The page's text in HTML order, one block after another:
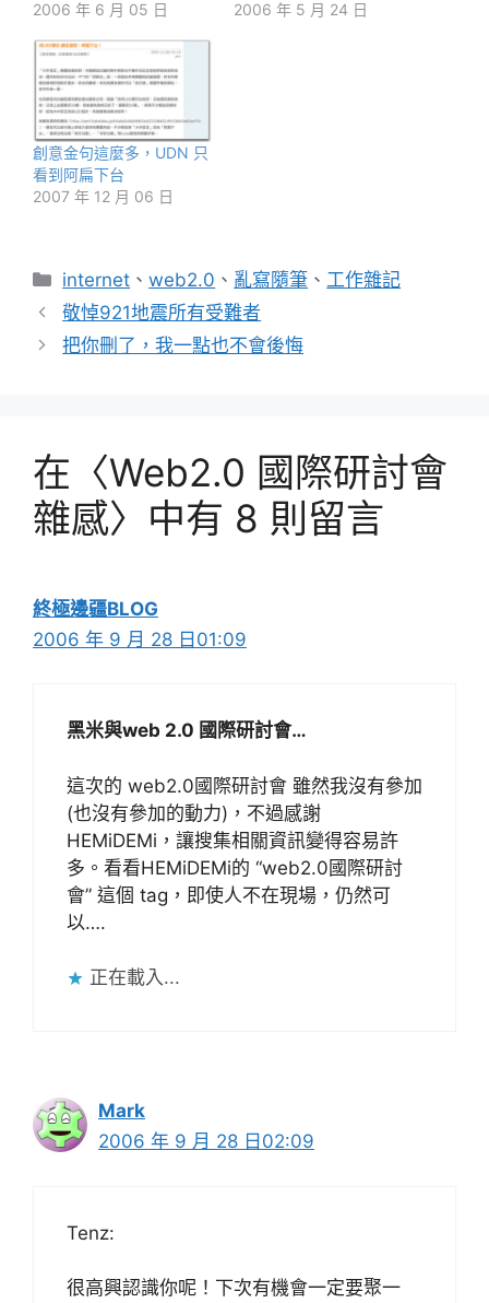
2006 年 6 月 05 日
2006 年 5 月 24 日
創意金句這麼多，UDN 只
看到阿扁下台
2007 年 12 月 06 日
分
類
internet 、web2.0 、 亂寫隨筆 、 工作雜記
敬悼921地震所有受難者
把你刪了，我一點也不會後悔
在〈Web2.0 國際研討會
雜感〉中有 8 則留言
終極邊疆BLOG
2006 年 9 月 28 日01:09
黑米與web 2.0 國際研討會…
這次的 web2.0國際研討會 雖然我沒有參加
(也沒有參加的動力)，不過感謝
HEMiDEMi，讓搜集相關資訊變得容易許
多。看看HEMiDEMi的 “web2.0國際研討
會” 這個 tag，即使人不在現場，仍然可
以….
正在載入...
Mark
2006 年 9 月 28 日02:09
Tenz:
很高興認識你呢！下次有機會一定要聚一